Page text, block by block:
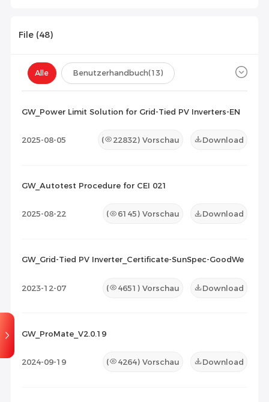
File (48)
Alle Benutzerhandbuch(13)
GW_Power Limit Solution for Grid-Tied PV Inverters-EN
2025-08-05 ( 22832) Vorschau Download
GW_Autotest Procedure for CEI 021
2025-08-22 ( 6145) Vorschau Download
GW_Grid-Tied PV Inverter_Certificate-SunSpec-GoodWe
2023-12-07 ( 4651 ) Vorschau Download
GW_ProMate_V2.0.19
2024-09-19 ( 4264) Vorschau Download